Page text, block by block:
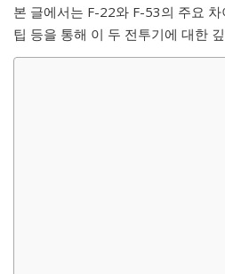
본 글에서는 F-22와 F-53의 주요
팁 등을 통해 이 두 전투기에 대한